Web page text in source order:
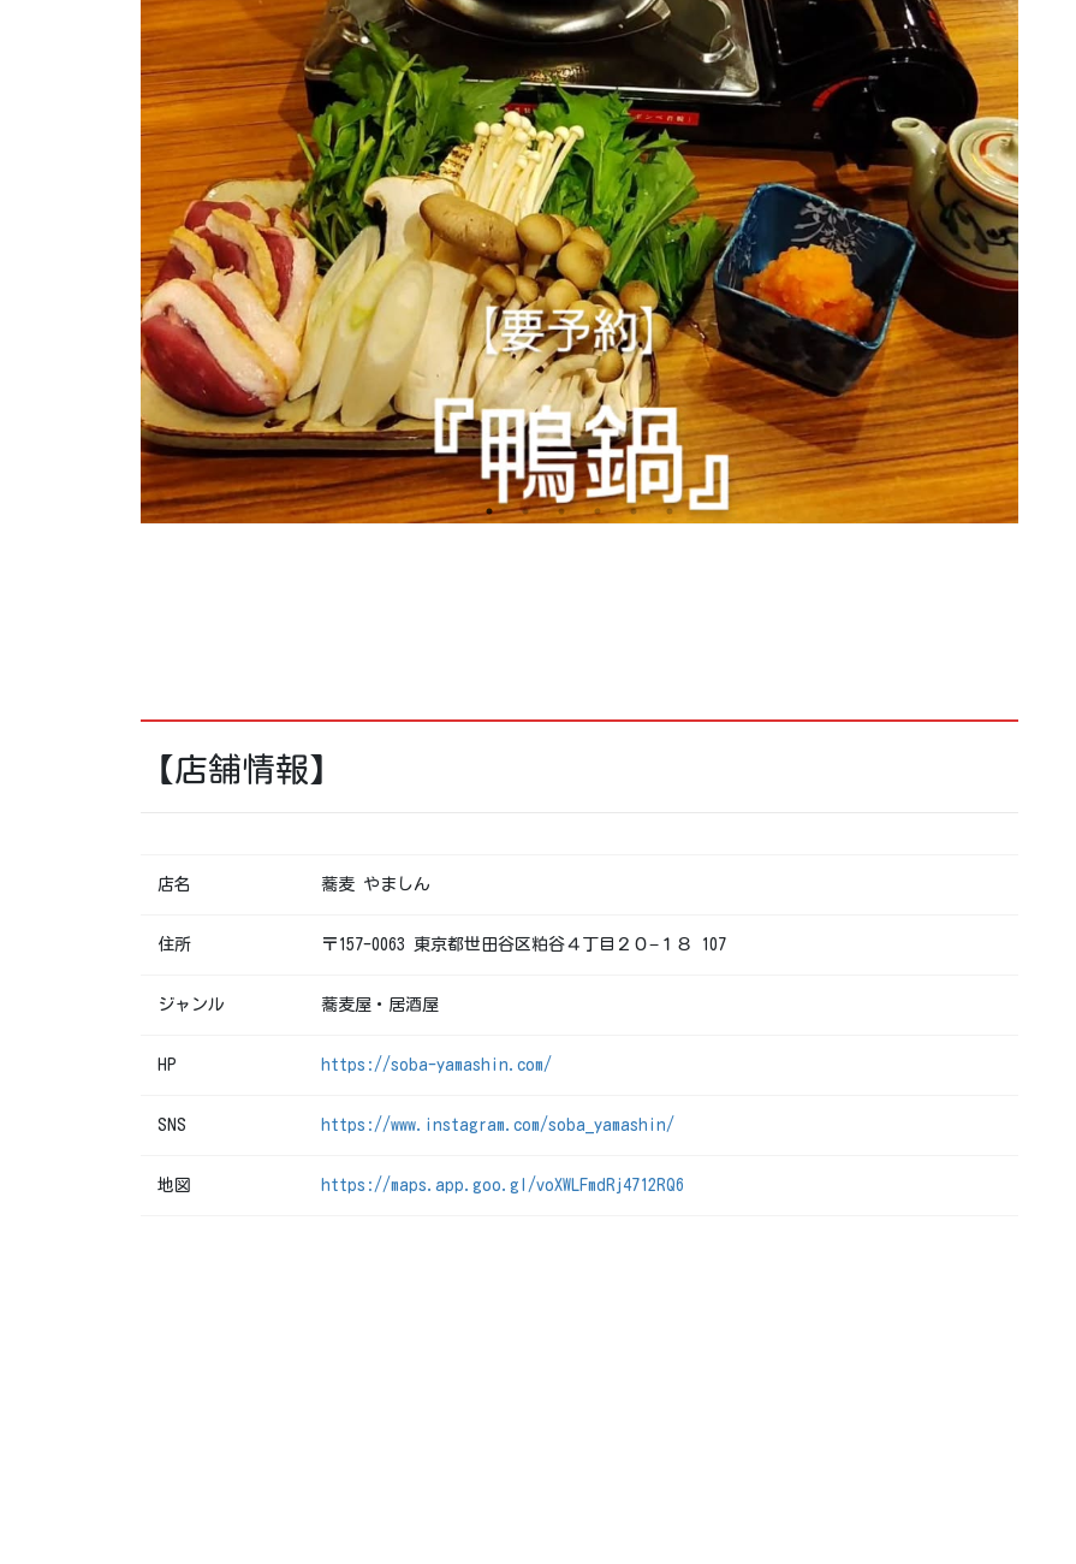
【店舗情報】
店名 蕎麦 やましん
住所 〒157-0063 東京都世田谷区粕谷４丁目２０−１８ 107
ジャンル 蕎麦屋・居酒屋
HP https://soba-yamashin.com/
SNS https://www.instagram.com/soba_yamashin/
地図 https://maps.app.goo.gl/voXWLFmdRj4712RQ6